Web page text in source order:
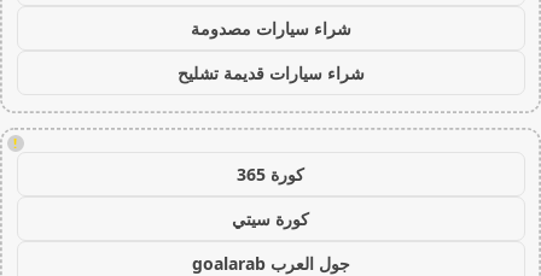
شراء سيارات مصدومة
شراء سيارات قديمة تشليح
!
كورة 365
كورة سيتي
جول العرب goalarab